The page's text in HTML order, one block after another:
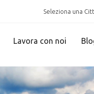
Seleziona una
Lavora con noi